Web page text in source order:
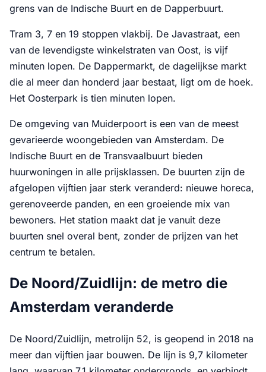
grens van de Indische Buurt en de Dapperbuurt.
Tram 3, 7 en 19 stoppen vlakbij. De Javastraat, een
van de levendigste winkelstraten van Oost, is vijf
minuten lopen. De Dappermarkt, de dagelijkse markt
die al meer dan honderd jaar bestaat, ligt om de hoek.
Het Oosterpark is tien minuten lopen.
De omgeving van Muiderpoort is een van de meest
gevarieerde woongebieden van Amsterdam. De
Indische Buurt en de Transvaalbuurt bieden
huurwoningen in alle prijsklassen. De buurten zijn de
afgelopen vijftien jaar sterk veranderd: nieuwe horeca,
gerenoveerde panden, en een groeiende mix van
bewoners. Het station maakt dat je vanuit deze
buurten snel overal bent, zonder de prijzen van het
centrum te betalen.
De Noord/Zuidlijn: de metro die
Amsterdam veranderde
De Noord/Zuidlijn, metrolijn 52, is geopend in 2018 na
meer dan vijftien jaar bouwen. De lijn is 9,7 kilometer